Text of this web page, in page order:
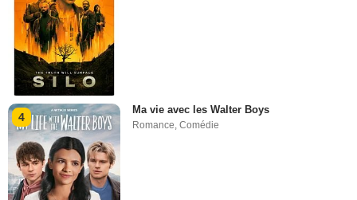
4
Ma vie avec les Walter Boys
Romance,Comédie